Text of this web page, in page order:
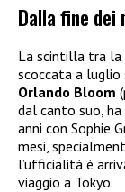
Dalla fine dei
La scintilla tra la
scoccata a
Orlando Bloom
dal canto suo,
anni con Sophie
mesi,
l’ufficialità è
viaggio a Tokyo.